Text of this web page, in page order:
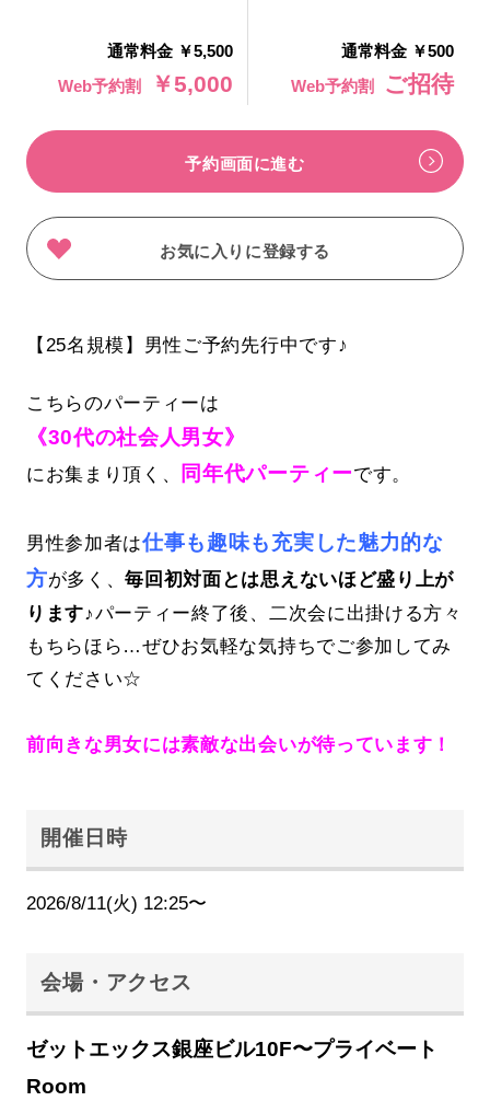
通常料金 ￥5,500
Web予約割
￥5,000
通常料金 ￥500
Web予約割
ご招待
予約画面に進む
お気に入りに登録する
【25名規模】男性ご予約先行中です♪
こちらのパーティーは
《30代の社会人男女》
にお集まり頂く、 同年代パーティーです。
男性参加者は仕事も趣味も充実した魅力的な
方が多く、毎回初対面とは思えないほど盛り上が
ります♪パーティー終了後、二次会に出掛ける方々
もちらほら…ぜひお気軽な気持ちでご参加してみ
てください☆
前向きな男女には素敵な出会いが待っています！
開催日時
2026/8/11(火) 12:25〜
会場・アクセス
ゼットエックス銀座ビル10F〜プライベート
Room